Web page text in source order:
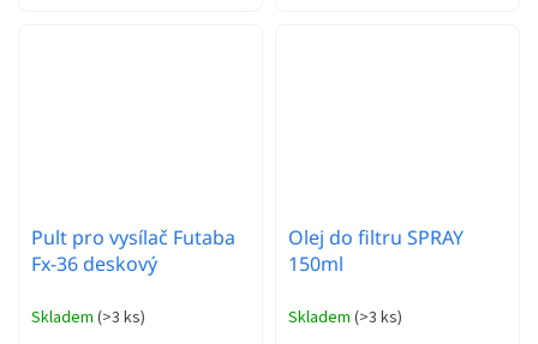
Pult pro vysílač Futaba
Fx-36 deskový
Skladem (>3 ks)
Olej do filtru SPRAY
150ml
Skladem (>3 ks)